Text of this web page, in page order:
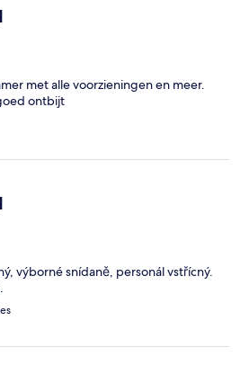
met alle voorzieningen en meer.
ontbijt
výborné snídaně, personál vstřícný.